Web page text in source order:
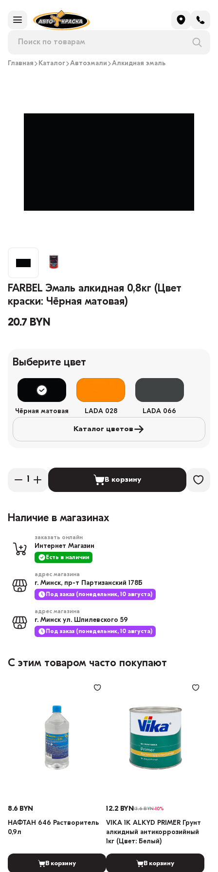
Главная Каталог Автоэмали Алкидная эмаль
FARBEL Эмаль алкидная 0,8кг (Цвет
краски: Чёрная матовая)
20.7 BYN
Выберите цвет
Чёрная матовая LADA 028 LADA 066
Каталог цветов
В корзину
Наличие в магазинах
заказать онлайн
Интернет Магазин
Есть в наличии
адрес магазина
г. Минск, пр-т Партизанский 178Б
Под заказ (понедельник, 10 августа)
адрес магазина
г. Минск ул. Шпилевского 59
Под заказ (понедельник, 10 августа)
С этим товаром часто покупают
8.6 BYN
НАФТАН 646 Растворитель
0,9л
В корзину
12.2 BYN13.6 BYN-10%
VIKA 1K ALKYD PRIMER Грунт
алкидный антикоррозийный
1кг (Цвет: Белый)
В корзину